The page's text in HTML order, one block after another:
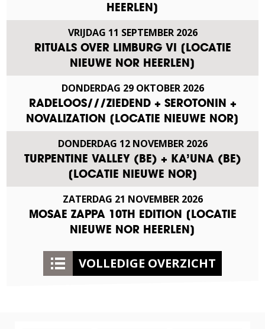
HEERLEN]
VRIJDAG 11 SEPTEMBER 2026
RITUALS OVER LIMBURG VI [LOCATIE
NIEUWE NOR HEERLEN]
DONDERDAG 29 OKTOBER 2026
RADELOOS///ZIEDEND + SEROTONIN +
NOVALIZATION [LOCATIE NIEUWE NOR]
DONDERDAG 12 NOVEMBER 2026
TURPENTINE VALLEY (BE) + KA’UNA (BE)
[LOCATIE NIEUWE NOR]
ZATERDAG 21 NOVEMBER 2026
MOSAE ZAPPA 10TH EDITION [LOCATIE
NIEUWE NOR HEERLEN]
VOLLEDIGE OVERZICHT